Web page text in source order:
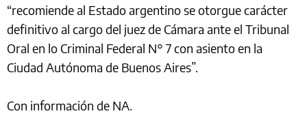
“recomiende al Estado argentino se otorgue carácter
definitivo al cargo del juez de Cámara ante el Tribunal
Oral en lo Criminal Federal N° 7 con asiento en la
Ciudad Autónoma de Buenos Aires”.
Con información de NA.